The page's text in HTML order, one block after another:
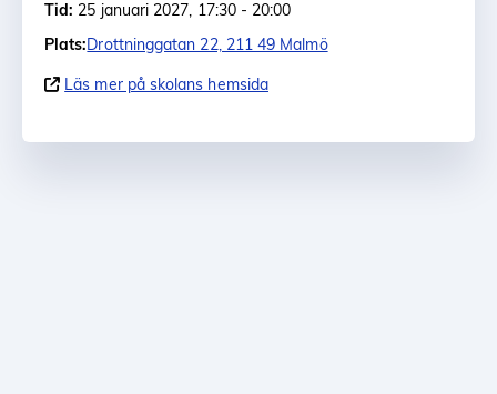
Tid: 25 januari 2027, 17:30 - 20:00
Plats:Drottninggatan 22, 211 49 Malmö
Läs mer på skolans hemsida